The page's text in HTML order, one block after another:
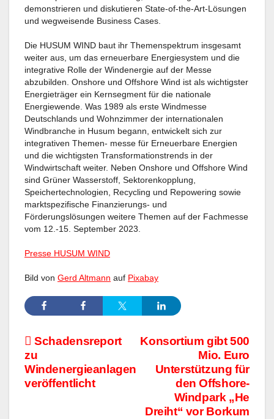
demonstrieren und diskutieren State-of-the-Art-Lösungen
und wegweisende Business Cases.
Die HUSUM WIND baut ihr Themenspektrum insgesamt
weiter aus, um das erneuerbare Energiesystem und die
integrative Rolle der Windenergie auf der Messe
abzubilden. Onshore und Offshore Wind ist als wichtigster
Energieträger ein Kernsegment für die nationale
Energiewende. Was 1989 als erste Windmesse
Deutschlands und Wohnzimmer der internationalen
Windbranche in Husum begann, entwickelt sich zur
integrativen Themen- messe für Erneuerbare Energien
und die wichtigsten Transforma­tions­trends in der
Windwirtschaft weiter. Neben Onshore und Offshore Wind
sind Grüner Wasserstoff, Sektorenkopplung,
Speichertechnologien, Recycling und Repowering sowie
marktspezifische Finanzierungs- und
Förderungslösungen weitere Themen auf der Fachmesse
vom 12.-15. September 2023.
Presse HUSUM WIND
Bild von Gerd Altmann auf Pixabay
BeitragsnavigationKonsortium gibt 500
Mio. Euro
Unterstützung für
den Offshore-
Windpark „He
Dreiht“ vor Borkum
Schadensreport
zu
Windenergieanlagen
veröffentlicht